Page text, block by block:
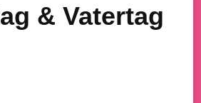
& Vatertag